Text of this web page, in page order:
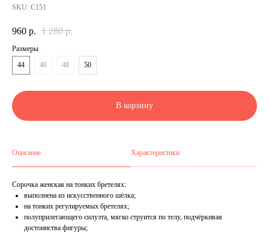
SKU: С151
960 р. 1 280 р.
Размеры
44
46 48 50
В корзину
Описание Характеристики
Сорочка женская на тонких бретелях:
выполнена из искусственного шёлка;
на тонких регулируемых бретелях;
полуприлегающего силуэта, мягко струится по телу, подчёркивая
достоинства фигуры;